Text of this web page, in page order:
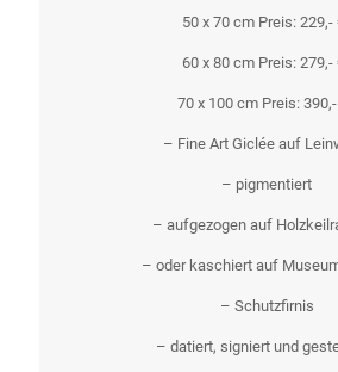
50 x 70 cm Preis: 229,-
60 x 80 cm Preis: 279,-
70 x 100 cm Preis:
– Fine Art Giclée auf
– pigmentiert
– aufgezogen auf
– oder kaschiert auf
– Schutzfirnis
– datiert, signiert und